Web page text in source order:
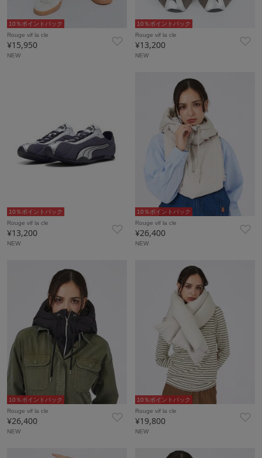
10％ポイントバック
Rouge vif la cle
¥15,950
NEW
10％ポイントバック
Rouge vif la cle
¥13,200
NEW
10％ポイントバック
Rouge vif la cle
¥13,200
NEW
10％ポイントバック
Rouge vif la cle
¥26,400
NEW
10％ポイントバック
Rouge vif la cle
¥26,400
NEW
10％ポイントバック
Rouge vif la cle
¥19,800
NEW